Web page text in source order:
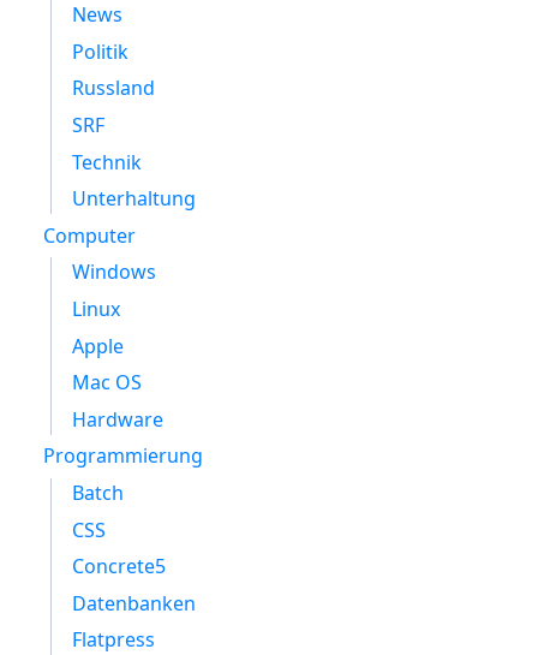
News
Politik
Russland
SRF
Technik
Unterhaltung
Computer
Windows
Linux
Apple
Mac OS
Hardware
Programmierung
Batch
CSS
Concrete5
Datenbanken
Flatpress